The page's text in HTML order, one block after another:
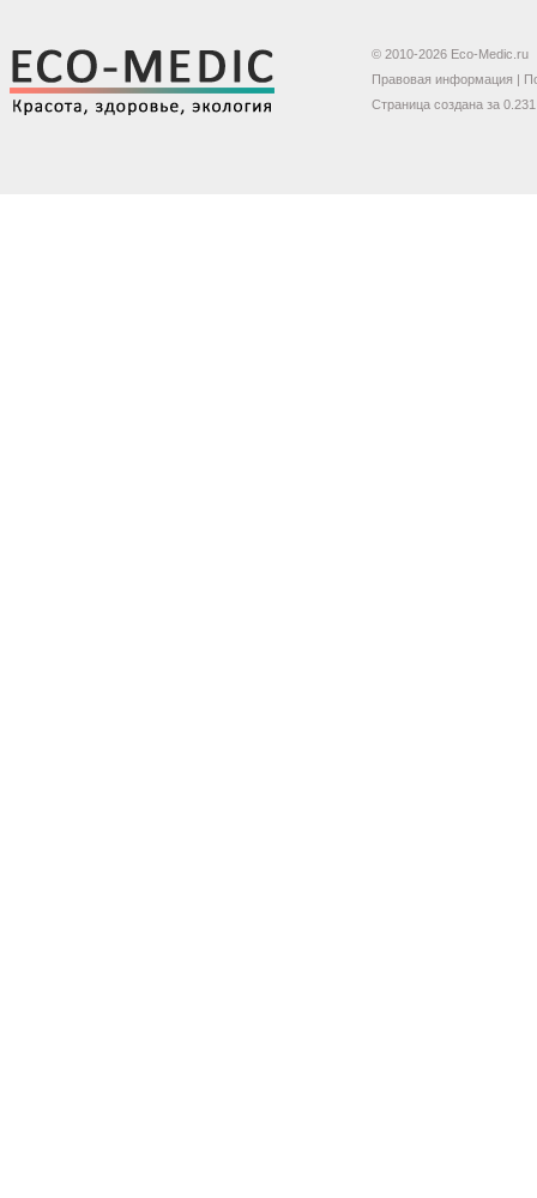
© 2010-2026 Eco-Medic.ru
Правовая информация |
Страница создана за